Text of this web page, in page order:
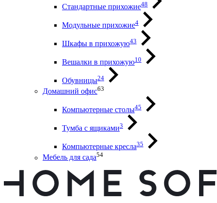
Стандартные прихожие48
Модульные прихожие4
Шкафы в прихожую43
Вешалки в прихожую10
Обувницы24
Домашний офис63
Компьютерные столы45
Тумба с ящиками3
Компьютерные кресла35
Мебель для сада54